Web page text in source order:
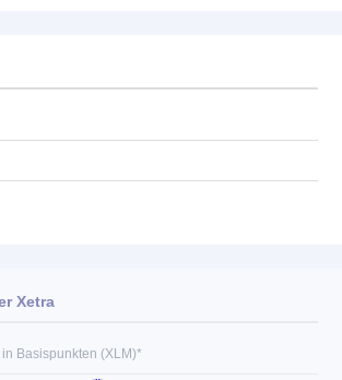
Xetra
Basispunkten (XLM)*